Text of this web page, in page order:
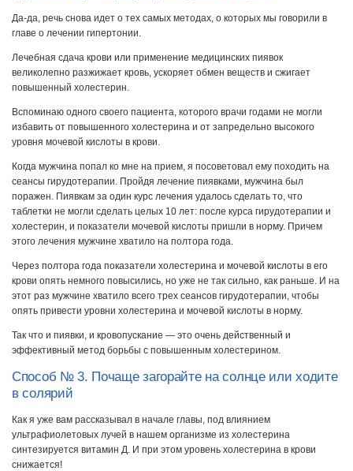
Да-да, речь снова идет о тех самых методах, о которых мы говорили в
главе о лечении гипертонии.
Лечебная сдача крови или применение медицинских пиявок
великолепно разжижает кровь, ускоряет обмен веществ и сжигает
повышенный холестерин.
Вспоминаю одного своего пациента, которого врачи годами не могли
избавить от повышенного холестерина и от запредельно высокого
уровня мочевой кислоты в крови.
Когда мужчина попал ко мне на прием, я посоветовал ему походить на
сеансы гирудотерапии. Пройдя лечение пиявками, мужчина был
поражен. Пиявкам за один курс лечения удалось сделать то, что
таблетки не могли сделать целых 10 лет: после курса гирудотерапии и
холестерин, и показатели мочевой кислоты пришли в норму. Причем
этого лечения мужчине хватило на полтора года.
Через полтора года показатели холестерина и мочевой кислоты в его
крови опять немного повысились, но уже не так сильно, как раньше. И на
этот раз мужчине хватило всего трех сеансов гирудотерапии, чтобы
опять привести уровни холестерина и мочевой кислоты в норму.
Так что и пиявки, и кровопускание — это очень действенный и
эффективный метод борьбы с повышенным холестерином.
Способ № 3. Почаще загорайте на солнце или ходите
в солярий
Как я уже вам рассказывал в начале главы, под влиянием
ультрафиолетовых лучей в нашем организме из холестерина
синтезируется витамин Д. И при этом уровень холестерина в крови
снижается!